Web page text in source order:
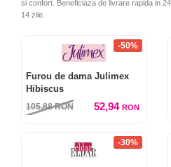
si confort. Beneficiaza de livrare rapida in
14 zile.
-50%
Furou de dama Julimex
Hibiscus
105,88RON 52,94 RON
-30%